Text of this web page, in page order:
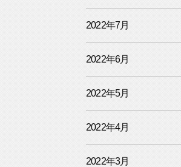
2022年7月
2022年6月
2022年5月
2022年4月
2022年3月